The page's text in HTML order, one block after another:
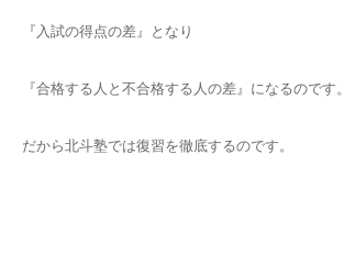
『入試の得点の差』となり
『合格する人と不合格する人の差』になるのです。
だから北斗塾では復習を徹底するのです。